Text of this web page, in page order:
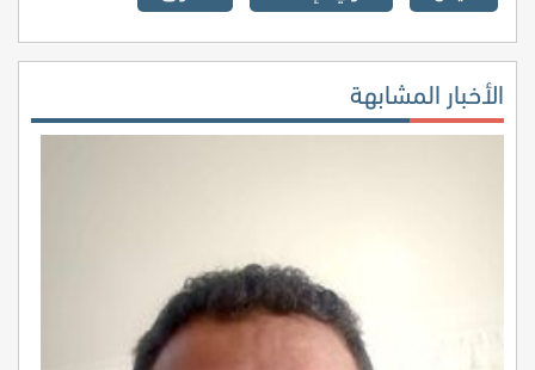
الأخبار المشابهة